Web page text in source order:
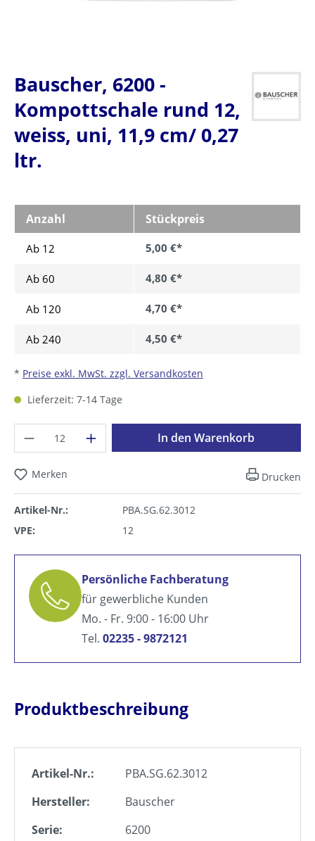
Bauscher, 6200 -
Kompottschale rund 12,
weiss, uni, 11,9 cm/ 0,27
ltr.
Anzahl Stückpreis
Ab 12 5,00 €*
Ab 60 4,80 €*
Ab 120 4,70 €*
Ab 240 4,50 €*
* Preise exkl. MwSt. zzgl. Versandkosten
Lieferzeit: 7-14 Tage
Produkt Anzahl: Gib den gewünschten
In den Warenkorb
Merken Drucken
Artikel-Nr.:
PBA.SG.62.3012
VPE:
12
Persönliche Fachberatung
für gewerbliche Kunden
Mo. - Fr. 9:00 - 16:00 Uhr
Tel. 02235 - 9872121
Produktbeschreibung
Artikel-Nr.:
PBA.SG.62.3012
Hersteller:
Bauscher
Serie:
6200